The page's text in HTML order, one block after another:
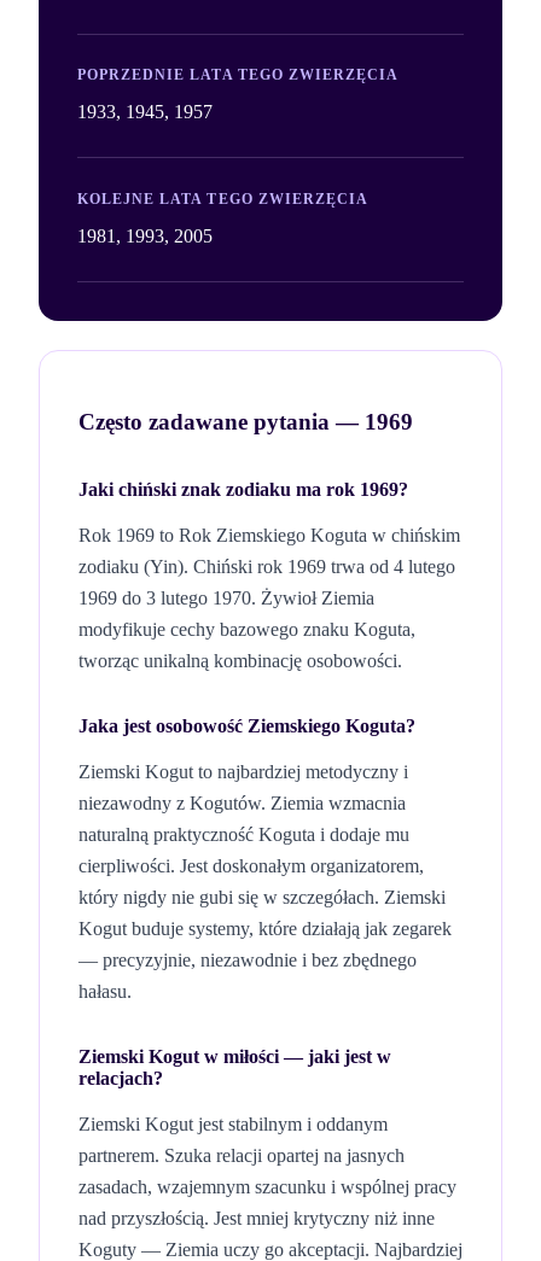
POPRZEDNIE LATA TEGO ZWIERZĘCIA
1933, 1945, 1957
KOLEJNE LATA TEGO ZWIERZĘCIA
1981, 1993, 2005
Często zadawane pytania — 1969
Jaki chiński znak zodiaku ma rok 1969?
Rok 1969 to Rok Ziemskiego Koguta w chińskim
zodiaku (Yin). Chiński rok 1969 trwa od 4 lutego
1969 do 3 lutego 1970. Żywioł Ziemia
modyfikuje cechy bazowego znaku Koguta,
tworząc unikalną kombinację osobowości.
Jaka jest osobowość Ziemskiego Koguta?
Ziemski Kogut to najbardziej metodyczny i
niezawodny z Kogutów. Ziemia wzmacnia
naturalną praktyczność Koguta i dodaje mu
cierpliwości. Jest doskonałym organizatorem,
który nigdy nie gubi się w szczegółach. Ziemski
Kogut buduje systemy, które działają jak zegarek
— precyzyjnie, niezawodnie i bez zbędnego
hałasu.
Ziemski Kogut w miłości — jaki jest w
relacjach?
Ziemski Kogut jest stabilnym i oddanym
partnerem. Szuka relacji opartej na jasnych
zasadach, wzajemnym szacunku i wspólnej pracy
nad przyszłością. Jest mniej krytyczny niż inne
Koguty — Ziemia uczy go akceptacji. Najbardziej